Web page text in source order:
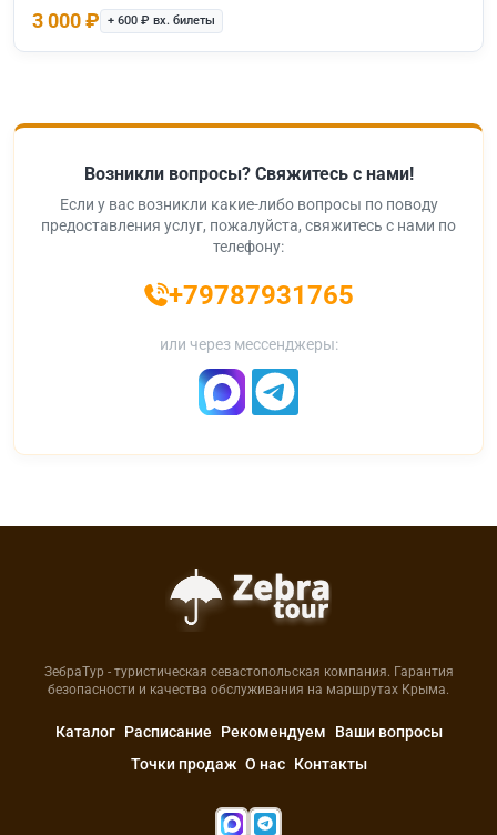
3 000 ₽ + 600 ₽ вх. билеты
Возникли вопросы? Свяжитесь с нами!
Если у вас возникли какие-либо вопросы по поводу
предоставления услуг, пожалуйста, свяжитесь с нами по
телефону:
+79787931765
или через мессенджеры:
ЗебраТур - туристическая севастопольская компания. Гарантия
безопасности и качества обслуживания на маршрутах Крыма.
Каталог Расписание Рекомендуем
Ваши вопросы
Точки продаж О нас Контакты